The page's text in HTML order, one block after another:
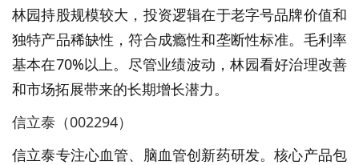
林园持股规模较大，投资逻辑在于老字号品牌价值和
独特产品稀缺性，符合成瘾性和垄断性标准。毛利率
基本在70%以上。尽管业绩波动，林园看好治理改善
和市场拓展带来的长期增长潜力。
信立泰（002294）
信立泰专注心血管、脑血管创新药研发。核心产品包